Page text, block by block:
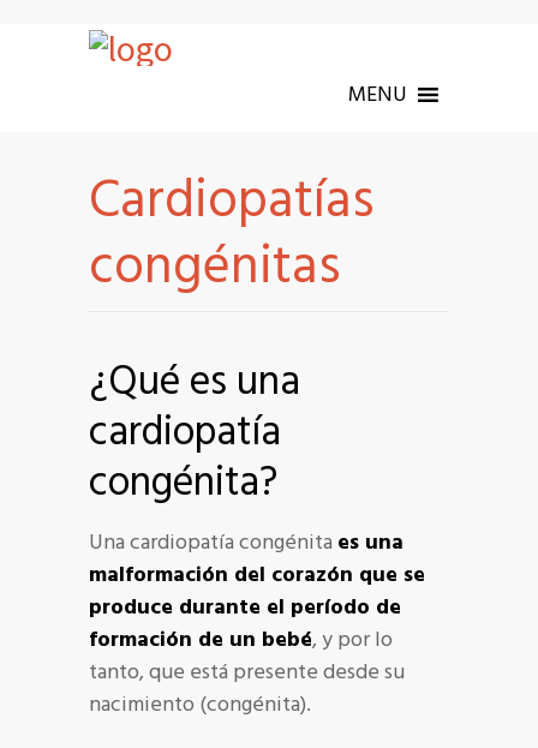
MENU
Cardiopatías
congénitas
¿Qué es una
cardiopatía
congénita?
Una cardiopatía congénita es una
malformación del corazón que se
produce durante el período de
formación de un bebé, y por lo
tanto, que está presente desde su
nacimiento (congénita).